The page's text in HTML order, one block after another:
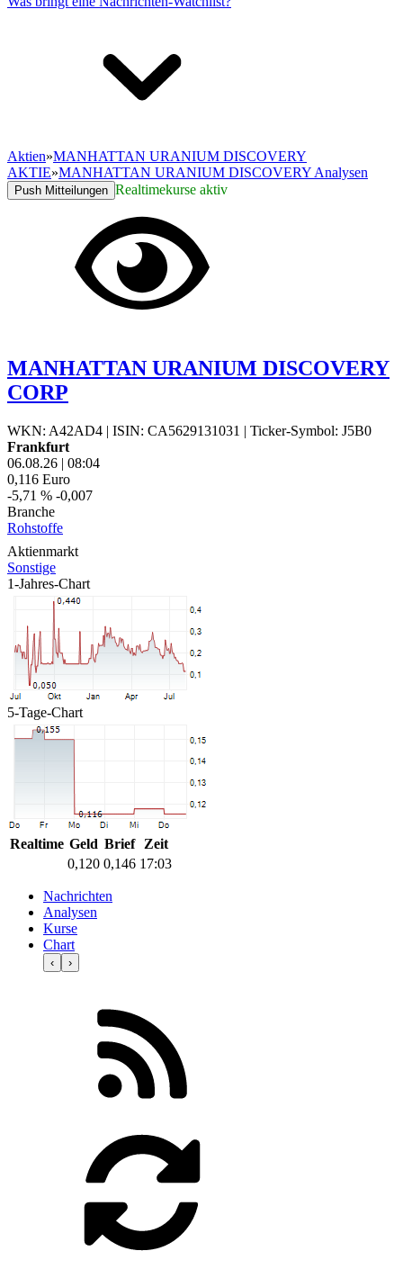
Aktien»MANHATTAN URANIUM DISCOVERY
AKTIE»MANHATTAN URANIUM DISCOVERY Analysen
Push Mitteilungen Realtimekurse aktiv
MANHATTAN URANIUM DISCOVERY
CORP
WKN: A42AD4 | ISIN: CA5629131031 | Ticker-Symbol: J5B0
Frankfurt
06.08.26 | 08:04
0,116 Euro
-5,71 % -0,007
Branche
Rohstoffe
Aktienmarkt
Sonstige
1-Jahres-Chart
5-Tage-Chart
Realtime Geld Brief
Zeit
0,120 0,146 17:03
Nachrichten
Analysen
Kurse
Chart
‹ ›